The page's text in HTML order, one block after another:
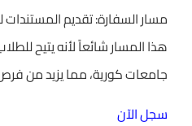
مسار السفارة: تقديم
هذا المسار شائعاً لأنه يتيح
جامعات كورية، مما يزيد من
سجل الآن